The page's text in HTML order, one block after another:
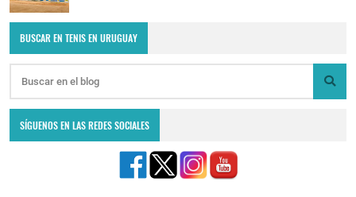
BUSCAR EN TENIS EN URUGUAY
SÍGUENOS EN LAS REDES SOCIALES